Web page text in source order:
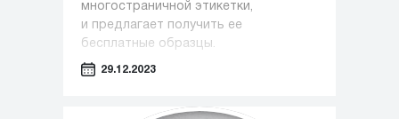
многостраничной этикетки,
и предлагает получить ее
бесплатные образцы.
29.12.2023